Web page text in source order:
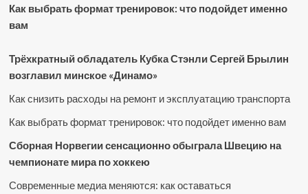
Как выбрать формат тренировок: что подойдет именно
вам
Трёхкратный обладатель Кубка Стэнли Сергей Брылин
возглавил минское «Динамо»
Как снизить расходы на ремонт и эксплуатацию транспорта
Как выбрать формат тренировок: что подойдет именно вам
Сборная Норвегии сенсационно обыграла Швецию на
чемпионате мира по хоккею
Современные медиа меняются: как оставаться